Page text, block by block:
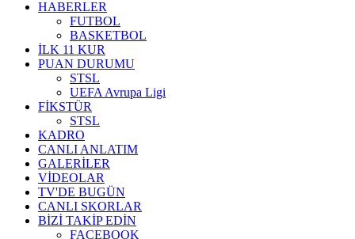
HABERLER
FUTBOL
BASKETBOL
İLK 11 KUR
PUAN DURUMU
STSL
UEFA Avrupa Ligi
FİKSTÜR
STSL
KADRO
CANLI ANLATIM
GALERİLER
VİDEOLAR
TV'DE BUGÜN
CANLI SKORLAR
BİZİ TAKİP EDİN
FACEBOOK